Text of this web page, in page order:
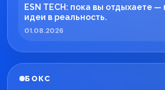
ESN TECH: пока вы отдыхаете
идеи в реальность.
01.08.2026
БОКС